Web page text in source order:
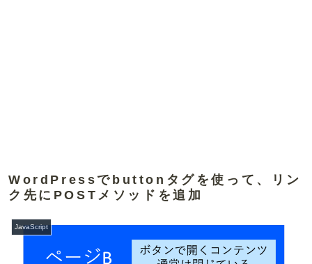
WordPressでbuttonタグを使って、リン
ク先にPOSTメソッドを追加
JavaScript